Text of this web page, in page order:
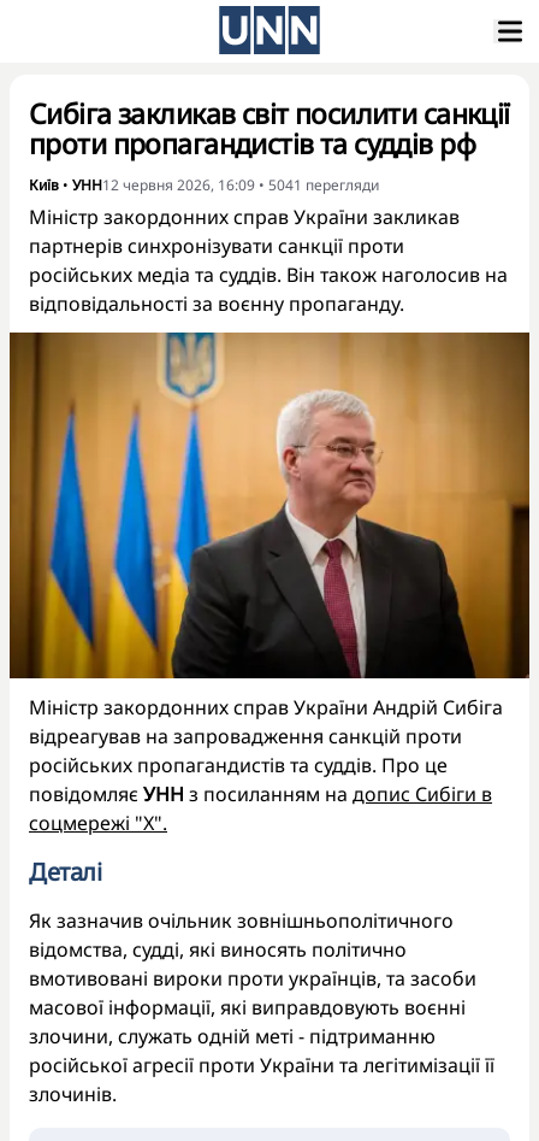
Сибіга закликав світ посилити санкції
проти пропагандистів та суддів рф
Київ • УНН12 червня 2026, 16:09 • 5041 перегляди
Міністр закордонних справ України закликав
партнерів синхронізувати санкції проти
російських медіа та суддів. Він також наголосив на
відповідальності за воєнну пропаганду.
Міністр закордонних справ України Андрій Сибіга
відреагував на запровадження санкцій проти
російських пропагандистів та суддів. Про це
повідомляє УНН з посиланням на допис Сибіги в
соцмережі "Х".
Деталі
Як зазначив очільник зовнішньополітичного
відомства, судді, які виносять політично
вмотивовані вироки проти українців, та засоби
масової інформації, які виправдовують воєнні
злочини, служать одній меті - підтриманню
російської агресії проти України та легітимізації її
злочинів.